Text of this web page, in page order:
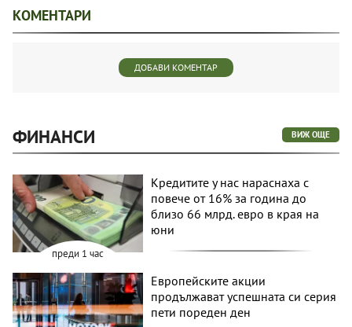
КОМЕНТАРИ
ДОБАВИ КОМЕНТАР
ФИНАНСИ ВИЖ ОЩЕ
преди 1 час
Кредитите у нас нараснаха с
повече от 16% за година до
близо 66 млрд. евро в края на
юни
Европейските акции
продължават успешната си серия
пети пореден ден